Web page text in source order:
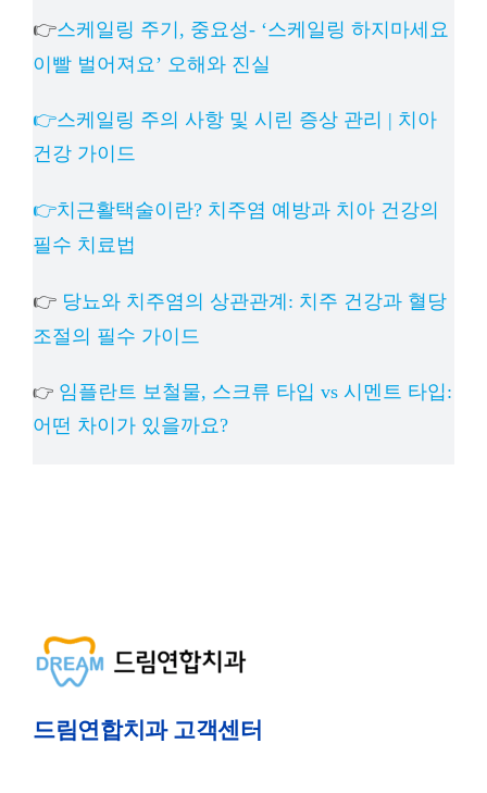
👉스케일링 주기, 중요성- ‘스케일링 하지마세요
이빨 벌어져요’ 오해와 진실
👉스케일링 주의 사항 및 시린 증상 관리 | 치아
건강 가이드
👉치근활택술이란? 치주염 예방과 치아 건강의
필수 치료법
👉 당뇨와 치주염의 상관관계: 치주 건강과 혈당
조절의 필수 가이드
👉 임플란트 보철물, 스크류 타입 vs 시멘트 타입:
어떤 차이가 있을까요?
드림연합치과 고객센터